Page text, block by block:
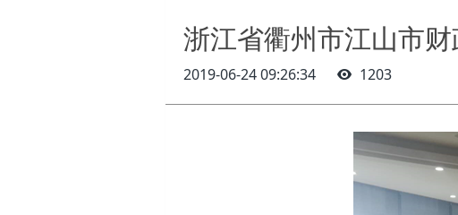
浙江省衢州市江山市
2019-06-24 09:26:34 1203